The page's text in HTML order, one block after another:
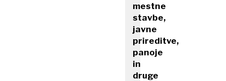
mestne
stavbe,
javne
prireditve,
panoje
in
druge